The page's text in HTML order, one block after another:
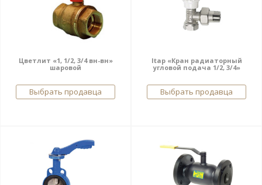
Цветлит «1, 1/2, 3/4 вн-вн»
шаровой
Выбрать продавца
Itap «Кран радиаторный
угловой подача 1/2, 3/4»
Выбрать продавца